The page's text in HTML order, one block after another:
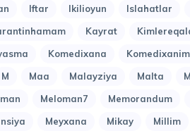
Iftar Ikilioyun Islahatlar
Kayrat
Komedixana Komedixanim
M Maa Malayziya Malta
Meloman7 Memorandum
Meyxana Mikay Millim